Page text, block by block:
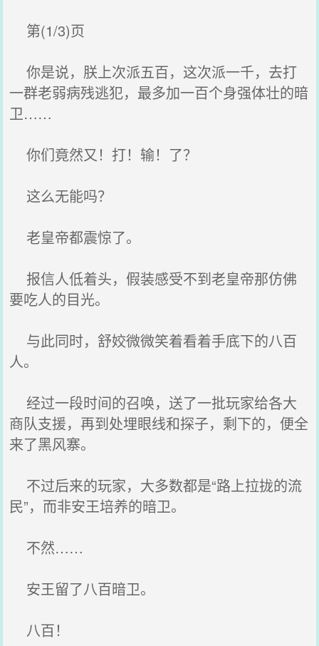
第(1/3)页
你是说，朕上次派五百，这次派一千，去打
一群老弱病残逃犯，最多加一百个身强体壮的暗
卫……
你们竟然又！打！输！了？
这么无能吗？
老皇帝都震惊了。
报信人低着头，假装感受不到老皇帝那仿佛
要吃人的目光。
与此同时，舒姣微微笑着看着手底下的八百
人。
经过一段时间的召唤，送了一批玩家给各大
商队支援，再到处埋眼线和探子，剩下的，便全
来了黑风寨。
不过后来的玩家，大多数都是“路上拉拢的流
民”，而非安王培养的暗卫。
不然……
安王留了八百暗卫。
八百！